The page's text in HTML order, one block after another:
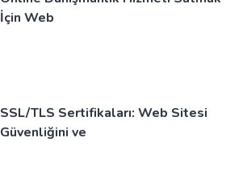
İçin Web
SSL/TLS Sertifikaları: Web Sitesi
Güvenliğini ve